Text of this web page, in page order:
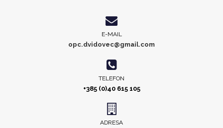
E-MAIL
opc.dvidovec@gmail.com
TELEFON
+385 (0)40 615 105
ADRESA